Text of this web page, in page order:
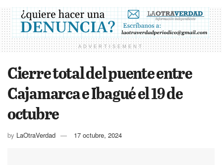
ADVERTISEMENT
Cierre total del puente entre
Cajamarca e Ibagué el 19 de
octubre
by LaOtraVerdad 17 octubre, 2024